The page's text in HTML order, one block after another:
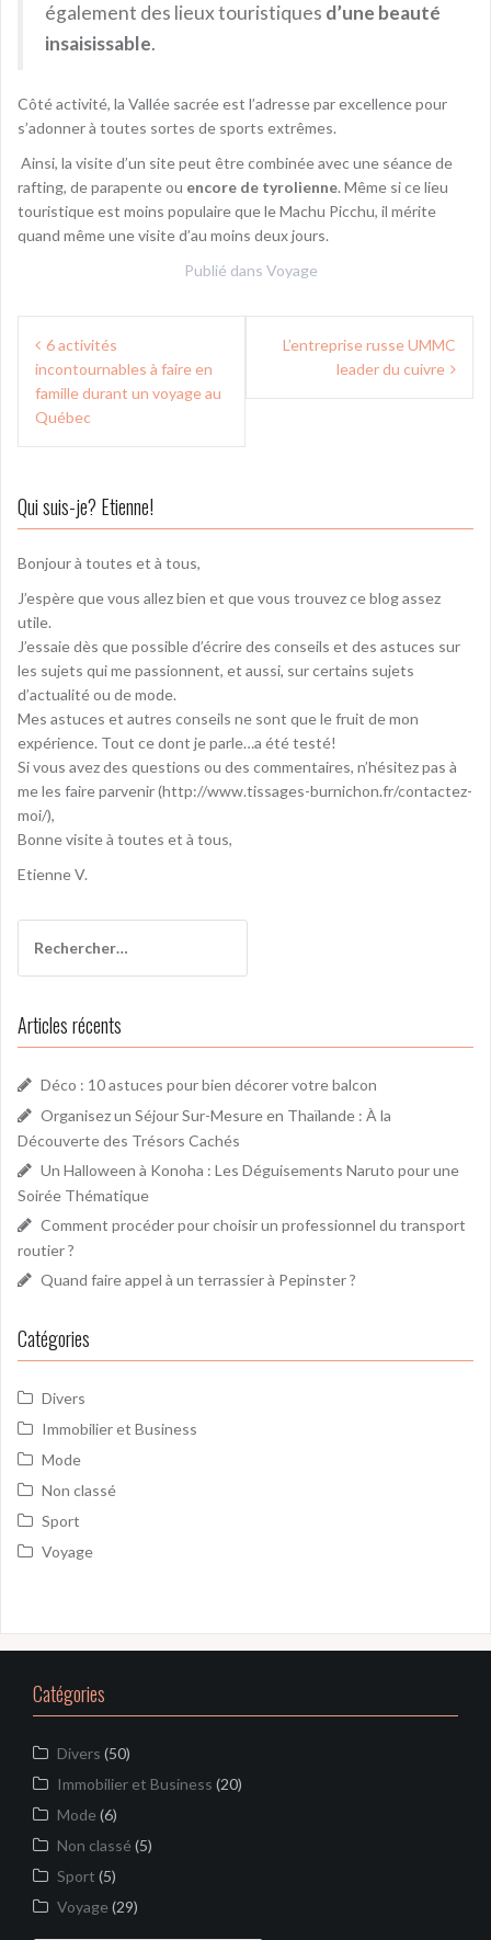
également des lieux touristiques d’une beauté
insaisissable.
Côté activité, la Vallée sacrée est l’adresse par excellence pour
s’adonner à toutes sortes de sports extrêmes.
Ainsi, la visite d’un site peut être combinée avec une séance de
rafting, de parapente ou encore de tyrolienne. Même si ce lieu
touristique est moins populaire que le Machu Picchu, il mérite
quand même une visite d’au moins deux jours.
Publié dans Voyage
g
a
t
i
o
n
d
e
l
’
a
t
i
c
l
e
6 activités
incontournables à faire en
famille durant un voyage au
Québec
L’entreprise russe UMMC
leader du cuivre
Qui suis-je? Etienne!
Bonjour à toutes et à tous,
J’espère que vous allez bien et que vous trouvez ce blog assez
utile.
J’essaie dès que possible d’écrire des conseils et des astuces sur
les sujets qui me passionnent, et aussi, sur certains sujets
d’actualité ou de mode.
Mes astuces et autres conseils ne sont que le fruit de mon
expérience. Tout ce dont je parle…a été testé!
Si vous avez des questions ou des commentaires, n’hésitez pas à
me les faire parvenir (http://www.tissages-burnichon.fr/contactez-
moi/),
Bonne visite à toutes et à tous,
Etienne V.
c
e
r
e
r
:
Articles récents
Déco : 10 astuces pour bien décorer votre balcon
Organisez un Séjour Sur-Mesure en Thaïlande : À la
Découverte des Trésors Cachés
Un Halloween à Konoha : Les Déguisements Naruto pour une
Soirée Thématique
Comment procéder pour choisir un professionnel du transport
routier ?
Quand faire appel à un terrassier à Pepinster ?
Catégories
Divers
Immobilier et Business
Mode
Non classé
Sport
Voyage
Catégories
Divers (50)
Immobilier et Business (20)
Mode (6)
Non classé (5)
Sport (5)
Voyage (29)